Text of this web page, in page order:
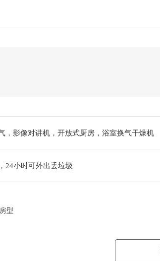
，影像对讲机，开放式厨房，浴室换气干燥机
24小时可外出丢垃圾
型